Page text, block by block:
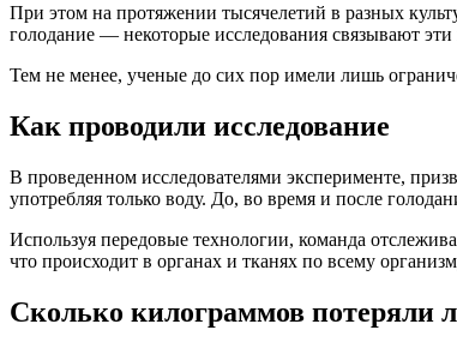
При этом на протяжении тысячелетий в разных
голодание — некоторые исследования связывают
Тем не менее, ученые до сих пор имели лишь
Как проводили исследование
В проведенном исследователями эксперименте,
употребляя только воду. До, во время и после
Используя передовые технологии, команда
что происходит в органах и тканях по всему
Сколько килограммов потеряли